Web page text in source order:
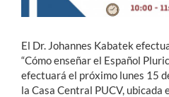
El Dr. Johannes Kabatek
“Cómo enseñar el Español
efectuará el próximo lunes 15
la Casa Central PUCV, ubicada